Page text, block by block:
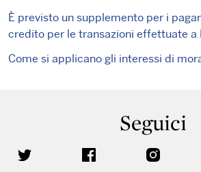
È previsto un supplemento per i
credito per le transazioni effettuate a
Come si applicano gli interessi di
Seguici